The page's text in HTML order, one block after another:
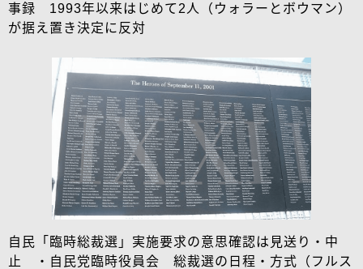
事録 1993年以来はじめて2人（ウォラーとボウマン）
が据え置き決定に反対
自民「臨時総裁選」実施要求の意思確認は見送り・中
止 ・自民党臨時役員会 総裁選の日程・方式（フルス